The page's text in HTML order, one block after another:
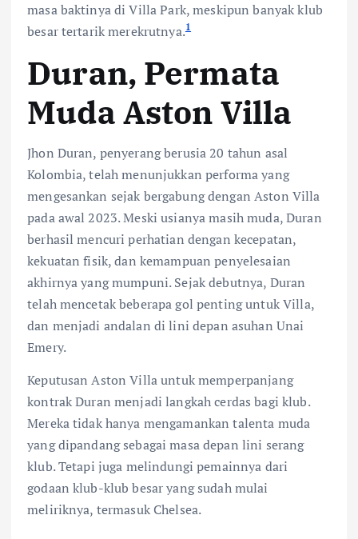
masa baktinya di Villa Park, meskipun banyak klub
besar tertarik merekrutnya.1
Duran, Permata
Muda Aston Villa
Jhon Duran, penyerang berusia 20 tahun asal
Kolombia, telah menunjukkan performa yang
mengesankan sejak bergabung dengan Aston Villa
pada awal 2023. Meski usianya masih muda, Duran
berhasil mencuri perhatian dengan kecepatan,
kekuatan fisik, dan kemampuan penyelesaian
akhirnya yang mumpuni. Sejak debutnya, Duran
telah mencetak beberapa gol penting untuk Villa,
dan menjadi andalan di lini depan asuhan Unai
Emery.
Keputusan Aston Villa untuk memperpanjang
kontrak Duran menjadi langkah cerdas bagi klub.
Mereka tidak hanya mengamankan talenta muda
yang dipandang sebagai masa depan lini serang
klub. Tetapi juga melindungi pemainnya dari
godaan klub-klub besar yang sudah mulai
meliriknya, termasuk Chelsea.